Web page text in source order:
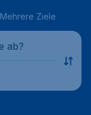
Mehrere Ziele
ab?